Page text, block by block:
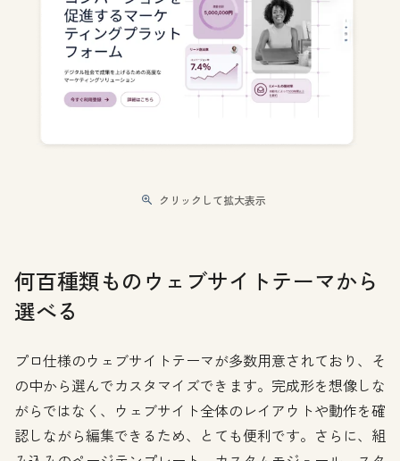
クリックして拡大表示
何百種類ものウェブサイトテーマから
選べる
プロ仕様のウェブサイトテーマが多数用意されており、そ
の中から選んでカスタマイズできます。完成形を想像しな
がらではなく、ウェブサイト全体のレイアウトや動作を確
認しながら編集できるため、とても便利です。さらに、組